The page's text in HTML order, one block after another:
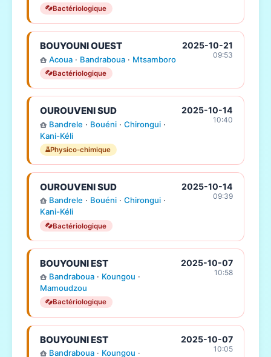
Bactériologique
BOUYOUNI OUEST
Acoua· Bandraboua· Mtsamboro
Bactériologique
2025-10-21
09:53
OUROUVENI SUD
Bandrele · Bouéni· Chirongui·
Kani-Kéli
Physico-chimique
2025-10-14
10:40
OUROUVENI SUD
Bandrele · Bouéni· Chirongui·
Kani-Kéli
Bactériologique
2025-10-14
09:39
BOUYOUNI EST
Bandraboua· Koungou ·
Mamoudzou
Bactériologique
2025-10-07
10:58
BOUYOUNI EST
Bandraboua· Koungou ·
2025-10-07
10:05